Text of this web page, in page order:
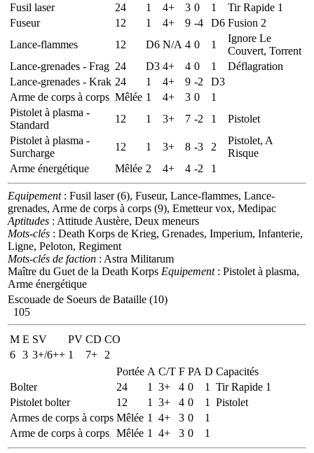
Fusil laser
24 1 4+ 3 0 1
Tir Rapide 1
Fuseur
12 1 4+ 9 -4 D6 Fusion 2
Lance-flammes
12 D6 N/A 4 0 1
Ignore Le
Couvert, Torrent
Lance-grenades - Frag 24 D3 4+ 4 0 1
Déflagration
Lance-grenades - Krak 24 1 4+ 9 -2
D3
Arme de corps à corps Mêlée 1 4+ 3 0
1
Pistolet à plasma -
Standard
12 1 3+ 7 -2 1
Pistolet
Pistolet à plasma -
Surcharge
12 1 3+ 8 -3 2
Pistolet, A
Risque
Arme énergétique
Mêlée 2 4+ 4 -2 1
Equipement: Fusil laser (6), Fuseur, Lance-flammes, Lance-
grenades, Arme de corps à corps (9), Emetteur vox, Medipac
Aptitudes : Attitude Austère, Deux meneurs
Mots-clés : Death Korps de Krieg, Grenades, Imperium, Infanterie,
Ligne, Peloton, Regiment
Mots-clés de faction : Astra Militarum
Maître du Guet de la Death Korps Equipement: Pistolet à plasma,
Arme énergétique
Escouade de Soeurs de Bataille (10)
105
M E SV PV CD CO
6 3 3+/6++ 1 7+
2
Portée A C/T F PA D Capacités
Bolter
24 1 3+ 4 0 1
Tir Rapide 1
Pistolet bolter
12 1 3+ 4 0 1
Pistolet
Armes de corps à corps Mêlée 1 4+ 3 0
1
Arme de corps à corps Mêlée 1 4+ 3 0 1